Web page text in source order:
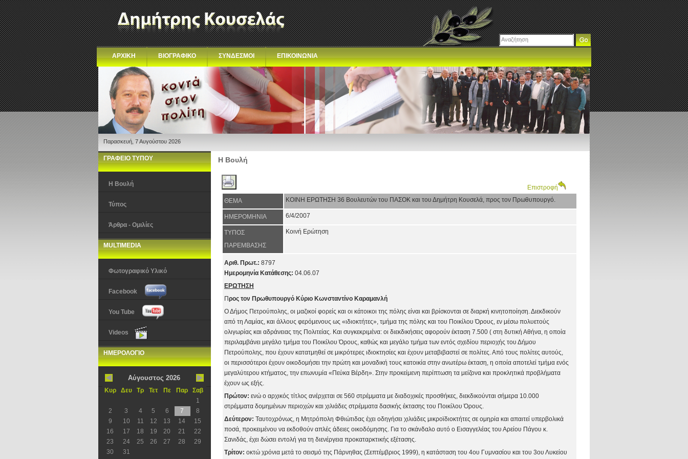
ΑΡΧΙΚΗ ΒΙΟΓΡΑΦΙΚΟ ΣΥΝΔΕΣΜΟΙ ΕΠΙΚΟΙΝΩΝΙΑ
Παρασκευή, 7 Αυγούστου 2026
ΓΡΑΦΕΙΟ ΤΥΠΟΥ
Η Βουλή
Τύπος
Άρθρα - Ομιλίες
MULTIMEDIA
Φωτογραφικό Υλικό
Facebook
You Tube
Videos
ΗΜΕΡΟΛΟΓΙΟ
Αύγουστος 2026
Κυρ Δευ Τρ Τετ Πε Παρ
Σαβ
1
2
3 4 5 6 7
8
9
10 11 12 13 14
15
16
17 18 19 20 21
22
23
24 25 26 27 28
29
30
31
Η Βουλή
Επιστροφή
ΘΕΜΑ
ΚΟΙΝΗ ΕΡΩΤΗΣH 36 Βουλευτών του ΠΑΣΟΚ και του Δημήτρη Κουσελά, προς τον Πρωθυπουργό.
ΗΜΕΡΟΜΗΝΙΑ 6/4/2007
ΤΥΠΟΣ
ΠΑΡΕΜΒΑΣΗΣ
Κοινή Ερώτηση
Αριθ. Πρωτ.: 8797
Ημερομηνία Κατάθεσης: 04.06.07
ΕΡΩΤΗΣΗ
Προς τον Πρωθυπουργό Κύριο Κωνσταντίνο Καραμανλή
Ο Δήμος Πετρούπολης, οι μαζικοί φορείς και οι κάτοικοι της πόλης είναι και βρίσκονται σε διαρκή κινητοποίηση. Διεκδικούν
από τη Λαμίας, και άλλους φερόμενους ως «ιδιοκτήτες», τμήμα της πόλης και του Ποικίλου Όρους, εν μέσω πολυετούς
ολιγωρίας και αδράνειας της Πολιτείας. Και συγκεκριμένα: οι διεκδικήσεις αφορούν έκταση 7.500 ( στη δυτική Αθήνα, η οποία
περιλαμβάνει μεγάλο τμήμα του Ποικίλου Όρους, καθώς και μεγάλο τμήμα των εντός σχεδίου περιοχής του Δήμου
Πετρούπολης, που έχουν κατατμηθεί σε μικρότερες ιδιοκτησίες και έχουν μεταβιβαστεί σε πολίτες. Από τους πολίτες αυτούς,
οι περισσότεροι έχουν οικοδομήσει την πρώτη και μοναδική τους κατοικία στην ανωτέρω έκταση, η οποία αποτελεί τμήμα ενός
μεγαλύτερου κτήματος, την επωνυμία «Πεύκα Βέρδη». Στην προκείμενη περίπτωση τα μείζονα και προκλητικά προβλήματα
έχουν ως εξής.
Πρώτον: ενώ ο αρχικός τίτλος ανέρχεται σε 560 στρέμματα με διαδοχικές προσθήκες, διεκδικούνται σήμερα 10.000
στρέμματα δομημένων περιοχών και χιλιάδες στρέμματα δασικής έκτασης του Ποικίλου Όρους.
Δεύτερον: Ταυτοχρόνως, η Μητρόπολη Φθιώτιδας έχει οδηγήσει χιλιάδες μικροϊδιοκτήτες σε ομηρία και απαιτεί υπερβολικά
ποσά, προκειμένου να εκδοθούν απλές άδειες οικοδόμησης. Για το σκάνδαλο αυτό ο Εισαγγελέας του Αρείου Πάγου κ.
Σανιδάς, έχει δώσει εντολή για τη διενέργεια προκαταρκτικής εξέτασης.
Τρίτον: οκτώ χρόνια μετά το σεισμό της Πάρνηθας (Σεπτέμβριος 1999), η κατάσταση του 4ου Γυμνασίου και του 3ου Λυκείου